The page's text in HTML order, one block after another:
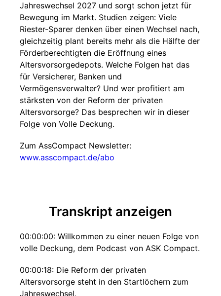
Jahreswechsel 2027 und sorgt schon jetzt für
Bewegung im Markt. Studien zeigen: Viele
Riester-Sparer denken über einen Wechsel nach,
gleichzeitig plant bereits mehr als die Hälfte der
Förderberechtigten die Eröffnung eines
Altersvorsorgedepots. Welche Folgen hat das
für Versicherer, Banken und
Vermögensverwalter? Und wer profitiert am
stärksten von der Reform der privaten
Altersvorsorge? Das besprechen wir in dieser
Folge von Volle Deckung.
Zum AssCompact Newsletter:
www.asscompact.de/abo
Transkript anzeigen
00:00:00: Willkommen zu einer neuen Folge von
volle Deckung, dem Podcast von ASK Compact.
00:00:18: Die Reform der privaten
Altersvorsorge steht in den Startlöchern zum
Jahreswechsel.